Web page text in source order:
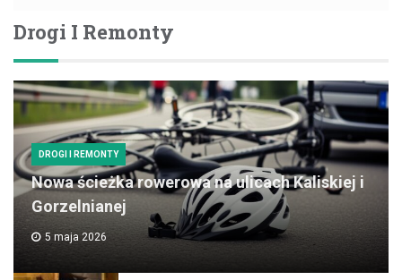
Drogi I Remonty
DROGI I REMONTY
Nowa ścieżka rowerowa na ulicach Kaliskiej i
Gorzelnianej
5 maja 2026